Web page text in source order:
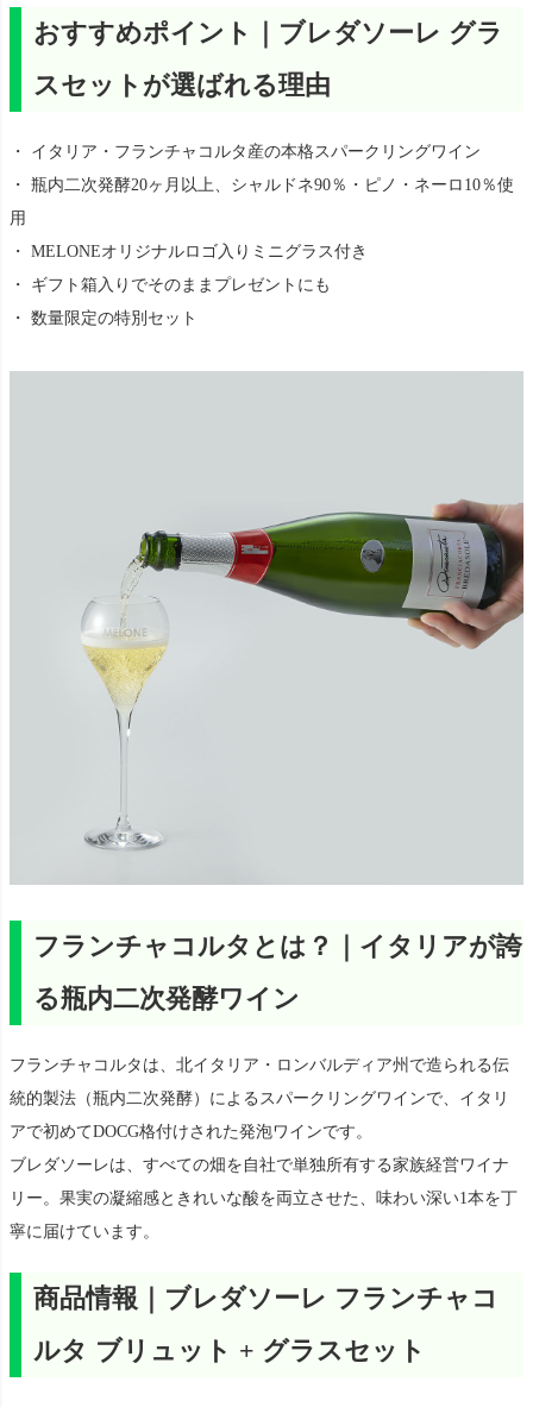
おすすめポイント｜ブレダソーレ グラ
スセットが選ばれる理由
・ イタリア・フランチャコルタ産の本格スパークリングワイン
・ 瓶内二次発酵20ヶ月以上、シャルドネ90％・ピノ・ネーロ10％使
用
・ MELONEオリジナルロゴ入りミニグラス付き
・ ギフト箱入りでそのままプレゼントにも
・ 数量限定の特別セット
フランチャコルタとは？｜イタリアが誇
る瓶内二次発酵ワイン
フランチャコルタは、北イタリア・ロンバルディア州で造られる伝
統的製法（瓶内二次発酵）によるスパークリングワインで、イタリ
アで初めてDOCG格付けされた発泡ワインです。
ブレダソーレは、すべての畑を自社で単独所有する家族経営ワイナ
リー。果実の凝縮感ときれいな酸を両立させた、味わい深い1本を丁
寧に届けています。
商品情報｜ブレダソーレ フランチャコ
ルタ ブリュット + グラスセット